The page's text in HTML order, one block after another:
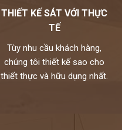
THIẾT KẾ SÁT VỚI THỰC
TẾ
Tùy nhu cầu khách hàng,
chúng tôi thiết kế sao cho
thiết thực và hữu dụng nhất.